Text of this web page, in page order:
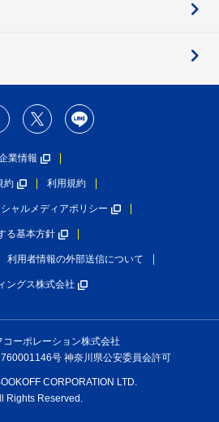
業情報
約 利用規約
ャルメディアポリシー
る基本方針
利用者情報の外部送信について
ングス株式会社
コーポレーション株式会社
号 神奈川県公安委員会許可
CORPORATION LTD.
Rights Reserved.